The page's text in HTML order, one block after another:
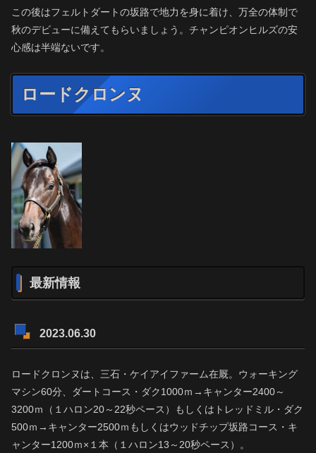
この後はフェルトダートの坂路で地力を身に着け、万全の体制で
秋のデビューに備えてもらいましょう。チャンピオンヒルズの安
心感は半端ないです。
ロードクロンヌ
最新情報
2023.06.30
ロードクロンヌは、三石・ケイアイファーム在厩。ウォーキング
マシン60分、ダートコース・ダク1000ｍ→キャンター2400～
3200ｍ（１ハロン20～22秒ペース）もしくはトレッドミル・ダク
500ｍ→キャンター2500ｍもしくはウッドチップ坂路コース・キ
ャンター1200ｍ×１本（１ハロン13～20秒ペース）。